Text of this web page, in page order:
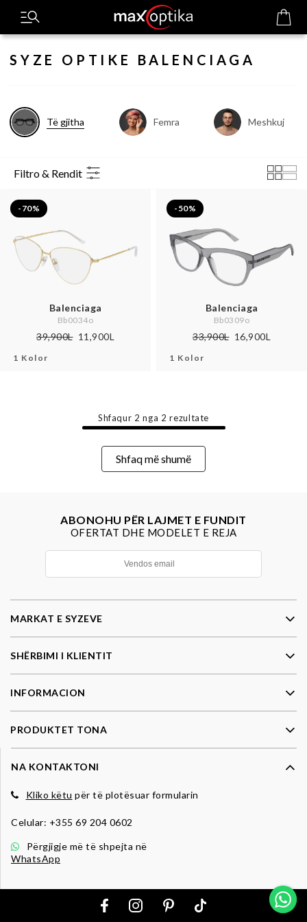
SYZE OPTIKE BALENCIAGA
Të gjitha Femra Meshkuj
Filtro & Rendit
-70%
Balenciaga
Bb0034o
39,900L 11,900L
1 Kolor
-50%
Balenciaga
Bb0309o
33,900L 16,900L
1 Kolor
Shfaqur 2 nga 2 rezultate
Shfaq më shumë
ABONOHU PËR LAJMET E FUNDIT
OFERTAT DHE MODELET E REJA
MARKAT E SYZEVE
SHËRBIMI I KLIENTIT
INFORMACION
PRODUKTET TONA
NA KONTAKTONI
Kliko këtu për të plotësuar formularin
Celular: +355 69 204 0602
Përgjigje më të shpejta në
WhatsApp